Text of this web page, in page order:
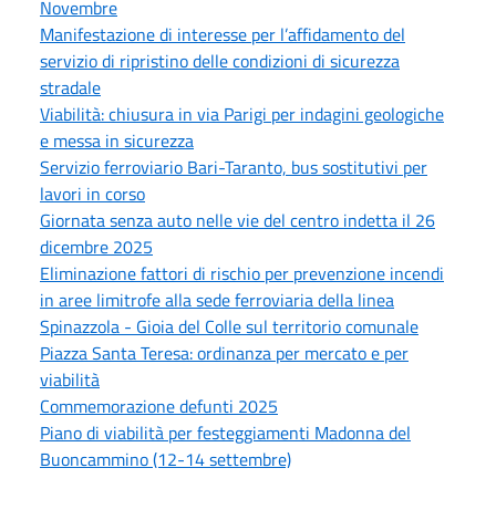
Novembre
Manifestazione di interesse per l’affidamento del
servizio di ripristino delle condizioni di sicurezza
stradale
Viabilità: chiusura in via Parigi per indagini geologiche
e messa in sicurezza
Servizio ferroviario Bari-Taranto, bus sostitutivi per
lavori in corso
Giornata senza auto nelle vie del centro indetta il 26
dicembre 2025
Eliminazione fattori di rischio per prevenzione incendi
in aree limitrofe alla sede ferroviaria della linea
Spinazzola - Gioia del Colle sul territorio comunale
Piazza Santa Teresa: ordinanza per mercato e per
viabilità
Commemorazione defunti 2025
Piano di viabilità per festeggiamenti Madonna del
Buoncammino (12-14 settembre)